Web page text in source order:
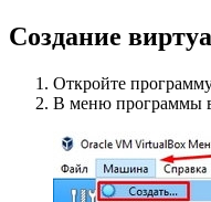
Создание
Откройте
В меню программы